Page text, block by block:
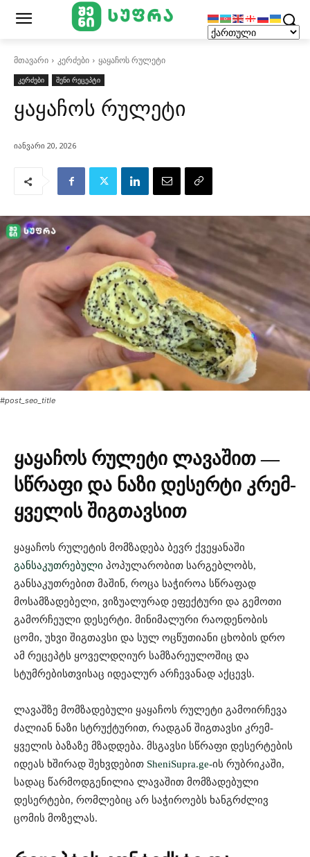
მთავარი კერძები
ყაყაჩოს რულეტი
კერძები
შენი რეცეპტი
ყაყაჩოს რულეტი
იანვარი 20, 2026
#post_seo_title
ყაყაჩოს რულეტი ლავაშით —
სწრაფი და ნაზი დესერტი კრემ-
ყველის შიგთავსით
ყაყაჩოს რულეტის მომზადება ბევრ ქვეყანაში
განსაკუთრებული პოპულარობით სარგებლობს,
განსაკუთრებით მაშინ, როცა საჭიროა სწრაფად
მოსამზადებელი, ვიზუალურად ეფექტური და გემოთი
გამორჩეული დესერტი. მინიმალური რაოდენობის
ცომი, უხვი შიგთავსი და სულ ოცწუთიანი ცხობის დრო
ამ რეცეპტს ყოველდღიურ სამზარეულოშიც და
სტუმრებისთვისაც იდეალურ არჩევანად აქცევს.
ლავაშზე მომზადებული ყაყაჩოს რულეტი გამოირჩევა
ძალიან ნაზი სტრუქტურით, რადგან შიგთავსი კრემ-
ყველის ბაზაზე მზადდება. მსგავსი სწრაფი დესერტების
იდეას ხშირად შეხვდებით SheniSupra.ge-ის რუბრიკაში,
სადაც წარმოდგენილია ლავაშით მომზადებული
დესერტები, რომლებიც არ საჭიროებს ხანგრძლივ
ცომის მოზელას.